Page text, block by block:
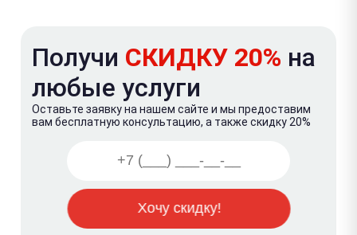
Получи СКИДКУ 20% на
любые услуги
Оставьте заявку на нашем сайте и мы предоставим
вам бесплатную консультацию, а также скидку 20%